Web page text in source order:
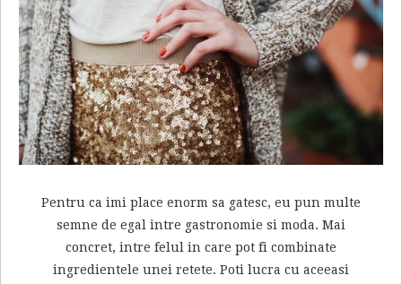
Pentru ca imi place enorm sa gatesc, eu pun multe
semne de egal intre gastronomie si moda. Mai
concret, intre felul in care pot fi combinate
ingredientele unei retete. Poti lucra cu aceeasi